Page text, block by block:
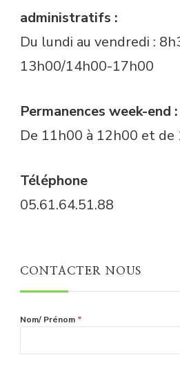
administratifs :
Du lundi au vendredi :
13h00/14h00-17h00
Permanences week-end :
De 11h00 à 12h00 et
Téléphone
05.61.64.51.88
CONTACTER NOUS
Nom/ Prénom *